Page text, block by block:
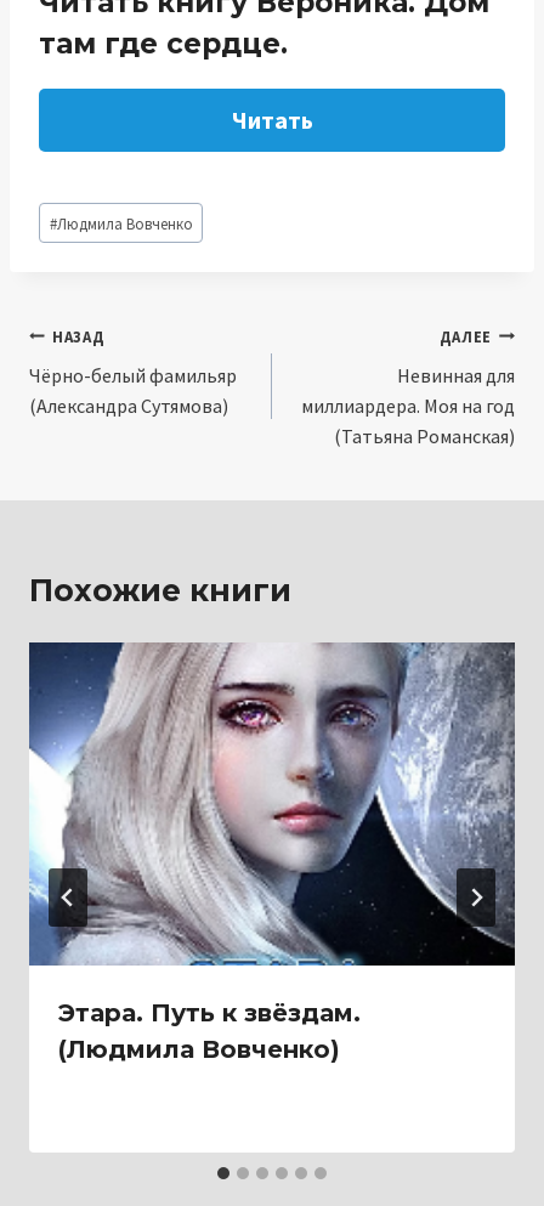
там где сердце.
Читать
Метки
записи:
#Людмила Вовченко
Навигация
по
НАЗАД
Чёрно-белый фамильяр
(Александра Сутямова)
ДАЛЕЕ
Невинная для
миллиардера. Моя на год
(Татьяна Романская)
Похожие книги
Этара. Путь к звёздам.
(Людмила Вовченко)